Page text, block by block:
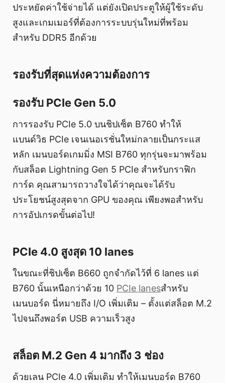
ประหยัดค่าใช้จ่ายได้ แต่ยังเปิดประตูให้ผู้ใช้ระดับ
สูงและเกมเมอร์ที่ต้องการระบบรุ่นใหม่ที่พร้อม
สำหรับ DDR5 อีกด้วย
รองรับที่สุดแห่งความต้องการ
รองรับ PCIe Gen 5.0
การรองรับ PCIe 5.0 บนชิปเซ็ต B760 ทำให้
แบนด์วิธ PCIe เจนเนอเรชั่นใหม่กลายเป็นกระแส
หลัก เมนบอร์ดเกมมิ่ง MSI B760 ทุกรุ่นจะมาพร้อม
กับสล็อต Lightning Gen 5 PCIe สำหรับกราฟิก
การ์ด คุณสามารถวางใจได้ว่าคุณจะได้รับ
ประโยชน์สูงสุดจาก GPU ของคุณ เพียงพอสำหรับ
การอัปเกรดขั้นต่อไป!
PCIe 4.0 สูงสุด 10 lanes
ในขณะที่ชิปเซ็ต B660 ถูกจำกัดไว้ที่ 6 lanes แต่
B760 นั้นเหนือกว่าด้วย 10 PCIe lanesสำหรับ
เมนบอร์ด นี่หมายถึง I/O เพิ่มเติม – ตั้งแต่สล็อต M.2
ไปจนถึงพอร์ต USB ความเร็วสูง
สล็อต M.2 Gen 4 มากถึง 3 ช่อง
ด้วยเลน PCIe 4.0 เพิ่มเติม ทำให้เมนบอร์ด B760